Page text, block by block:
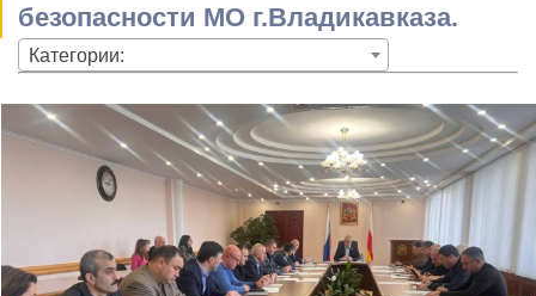
безопасности МО г.Владикавказа.
Категории: